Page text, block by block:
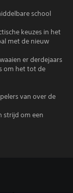
school
keuzes in het
met de nieuw
er derdejaars
om het tot de
van over de
strijd om een